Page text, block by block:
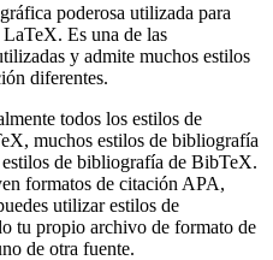
poderosa utilizada para
Es una de las
y admite muchos estilos
diferentes.
todos los estilos de
muchos estilos de bibliografía
de bibliografía de BibTeX.
formatos de citación APA,
utilizar estilos de
tu propio archivo de formato de
de otra fuente.